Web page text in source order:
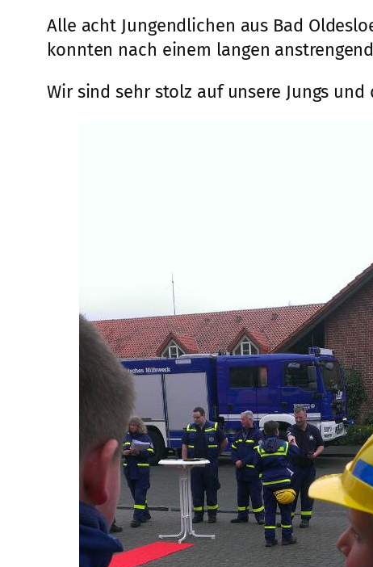
Alle acht Jungendlichen aus Bad
konnten nach einem langen
Wir sind sehr stolz auf unsere Jungs